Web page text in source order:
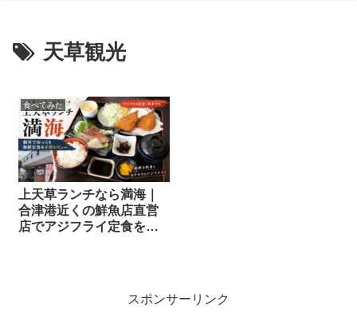
天草観光
食べてみた
上天草ランチなら満海｜
合津港近くの鮮魚店直営
店でアジフライ定食を正
スポンサーリンク